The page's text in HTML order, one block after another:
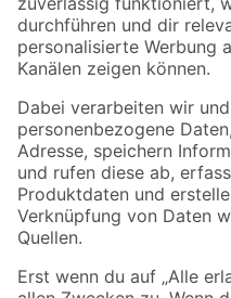
Zur Newsletter Anmeldung
Folge uns
Zahlungsarten
Sicher einkaufen